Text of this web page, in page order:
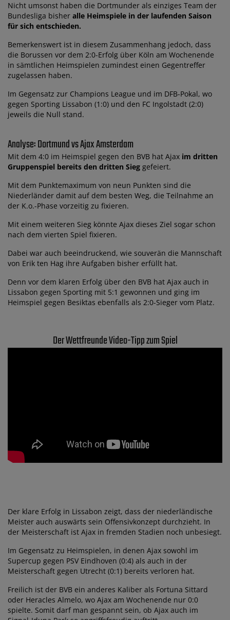
Nicht umsonst haben die Dortmunder als einziges Team der
Bundesliga bisher alle Heimspiele in der laufenden Saison
für sich entschieden.
Bemerkenswert ist in diesem Zusammenhang jedoch, dass
die Borussen vor dem 2:0-Erfolg über Köln am Wochenende
in sämtlichen Heimspielen zumindest einen Gegentreffer
zugelassen haben.
Im Gegensatz zur Champions League und im DFB-Pokal, wo
gegen Sporting Lissabon (1:0) und den FC Ingolstadt (2:0)
jeweils die Null stand.
Analyse: Dortmund vs Ajax Amsterdam
Mit dem 4:0 im Heimspiel gegen den BVB hat Ajax im dritten
Gruppenspiel bereits den dritten Sieg gefeiert.
Mit dem Punktemaximum von neun Punkten sind die
Niederländer damit auf dem besten Weg, die Teilnahme an
der K.o.-Phase vorzeitig zu fixieren.
Mit einem weiteren Sieg könnte Ajax dieses Ziel sogar schon
nach dem vierten Spiel fixieren.
Dabei war auch beeindruckend, wie souverän die Mannschaft
von Erik ten Hag ihre Aufgaben bisher erfüllt hat.
Denn vor dem klaren Erfolg über den BVB hat Ajax auch in
Lissabon gegen Sporting mit 5:1 gewonnen und ging im
Heimspiel gegen Besiktas ebenfalls als 2:0-Sieger vom Platz.
Der Wettfreunde Video-Tipp zum Spiel
Der klare Erfolg in Lissabon zeigt, dass der niederländische
Meister auch auswärts sein Offensivkonzept durchzieht. In
der Meisterschaft ist Ajax in fremden Stadien noch unbesiegt.
Im Gegensatz zu Heimspielen, in denen Ajax sowohl im
Supercup gegen PSV Eindhoven (0:4) als auch in der
Meisterschaft gegen Utrecht (0:1) bereits verloren hat.
Freilich ist der BVB ein anderes Kaliber als Fortuna Sittard
oder Heracles Almelo, wo Ajax am Wochenende nur 0:0
spielte. Somit darf man gespannt sein, ob Ajax auch im